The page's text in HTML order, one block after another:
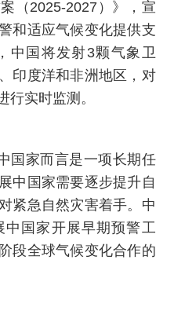
（2025-2027）》，宣
和适应气候变化提供支
中国将发射3颗气象卫
印度洋和非洲地区，对
行实时监测。
国家而言是一项长期任
中国家需要逐步提升自
紧急自然灾害着手。中
国家开展早期预警工
段全球气候变化合作的